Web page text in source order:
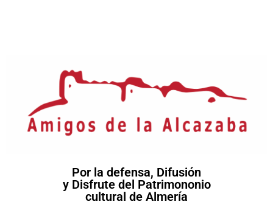
Por la defensa, Difusión
y Disfrute del Patrimononio
cultural de Almería